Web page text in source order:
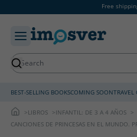
Free
BEST-SELLING BOOKSCOMING SOONTRAVEL
LIBROS
INFANTIL: DE 3 A 4 AÑOS
CANCIONES DE PRINCESAS EN EL MUNDO.